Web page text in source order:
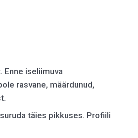
iseliimuva
rasvane, määrdunud,
täies pikkuses. Profiili